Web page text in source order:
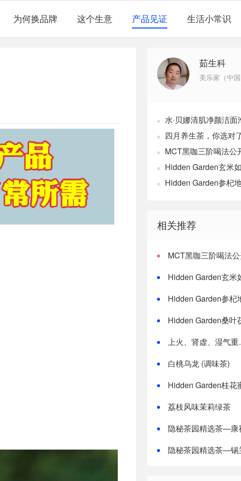
为何换品牌 这个生意 产品见证 生活小常识
茹生科
美乐家（中
水·贝娜清肌净颜洁面
四月养生茶，你选对
MCT黑咖三阶喝法公
速燃体
Hidden Garden玄米
Hidden Garden参杞
相关推荐
MCT黑咖三阶喝法
Hidden Garden玄米
Hidden Garden参杞
Hidden Garden桑叶
上火、肾虚、湿气
白桃乌龙 (调味茶)
Hidden Garden桂花
荔枝风味茉莉绿茶
隐秘茶园精选茶—康
隐秘茶园精选茶—锡